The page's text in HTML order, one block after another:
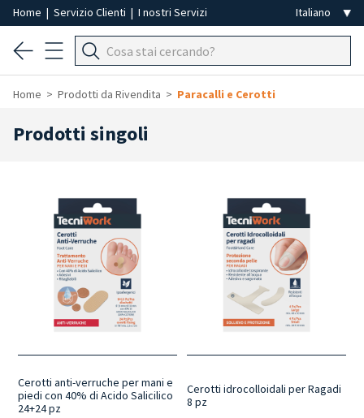
Home | Servizio Clienti | I nostri Servizi
Home Prodotti da Rivendita Paracalli e Cerotti
Prodotti singoli
Cerotti anti-verruche per mani e
piedi con 40% di Acido Salicilico
24+24 pz
Cerotti idrocolloidali per Ragadi
8 pz